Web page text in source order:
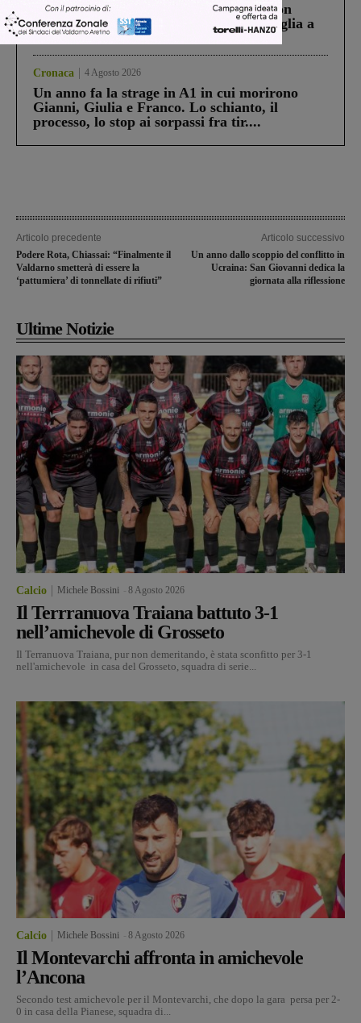
Scomparso da una struttura di Castiglion
Fiorentino l’uomo che aveva ucciso la figlia a
Levane nel 2020
Cronaca 4 Agosto 2026
Un anno fa la strage in A1 in cui morirono
Gianni, Giulia e Franco. Lo schianto, il
processo, lo stop ai sorpassi fra tir....
Articolo precedente
Podere Rota, Chiassai: “Finalmente il
Valdarno smetterà di essere la
‘pattumiera’ di tonnellate di rifiuti”
Articolo successivo
Un anno dallo scoppio del conflitto in
Ucraina: San Giovanni dedica la
giornata alla riflessione
Ultime Notizie
Calcio Michele Bossini 8 Agosto 2026
Il Terrranuova Traiana battuto 3-1
nell’amichevole di Grosseto
Il Terranuova Traiana, pur non demeritando, è stata sconfitto per 3-1
nell'amichevole in casa del Grosseto, squadra di serie...
Calcio Michele Bossini 8 Agosto 2026
Il Montevarchi affronta in amichevole
l’Ancona
Secondo test amichevole per il Montevarchi, che dopo la gara persa per 2-
0 in casa della Pianese, squadra di...